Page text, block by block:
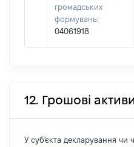
громадських
формувань:
04061918
12. Грошові
У суб'єкта декларування чи